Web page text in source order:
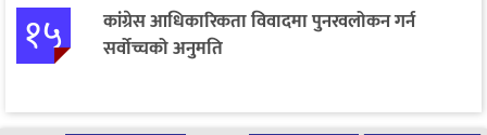
१५
कांग्रेस आधिकारिकता विवादमा पुनरवलोकन गर्न
सर्वोच्चको अनुमति